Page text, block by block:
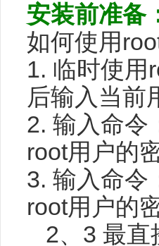
安装前准备
如何使用
1. 临时使用
后输入当前
2. 输入命令
root用户的
3. 输入命令
root用户的
2、3 最直